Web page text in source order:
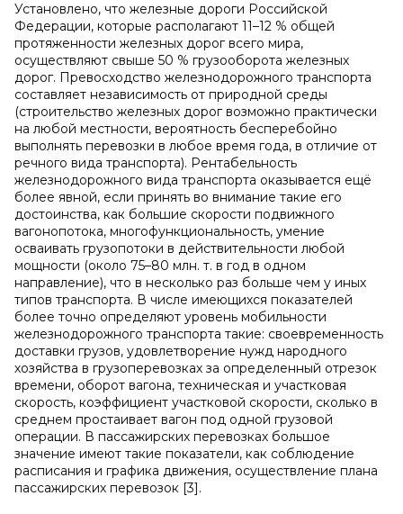
Установлено, что железные дороги Российской
Федерации, которые располагают 11–12 % общей
протяженности железных дорог всего мира,
осуществляют свыше 50 % грузооборота железных
дорог. Превосходство железнодорожного транспорта
составляет независимость от природной среды
(строительство железных дорог возможно практически
на любой местности, вероятность бесперебойно
выполнять перевозки в любое время года, в отличие от
речного вида транспорта). Рентабельность
железнодорожного вида транспорта оказывается ещё
более явной, если принять во внимание такие его
достоинства, как большие скорости подвижного
вагонопотока, многофункциональность, умение
осваивать грузопотоки в действительности любой
мощности (около 75–80 млн. т. в год в одном
направление), что в несколько раз больше чем у иных
типов транспорта. В числе имеющихся показателей
более точно определяют уровень мобильности
железнодорожного транспорта такие: своевременность
доставки грузов, удовлетворение нужд народного
хозяйства в грузоперевозках за определенный отрезок
времени, оборот вагона, техническая и участковая
скорость, коэффициент участковой скорости, сколько в
среднем простаивает вагон под одной грузовой
операции. В пассажирских перевозках большое
значение имеют такие показатели, как соблюдение
расписания и графика движения, осуществление плана
пассажирских перевозок [3].